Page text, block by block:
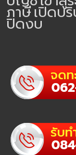
ภาษีเปิดบ
ปิดงบ